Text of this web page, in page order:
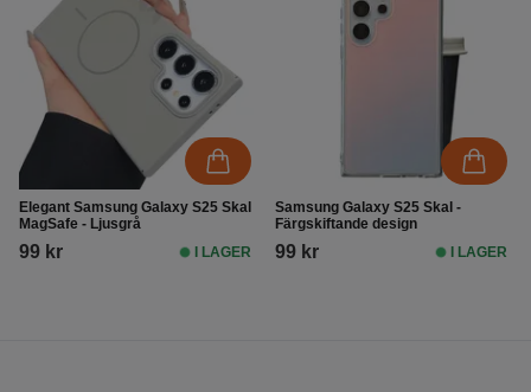
Elegant Samsung Galaxy S25 Skal
MagSafe - Ljusgrå
99 kr I LAGER
Samsung Galaxy S25 Skal -
Färgskiftande design
99 kr I LAGER